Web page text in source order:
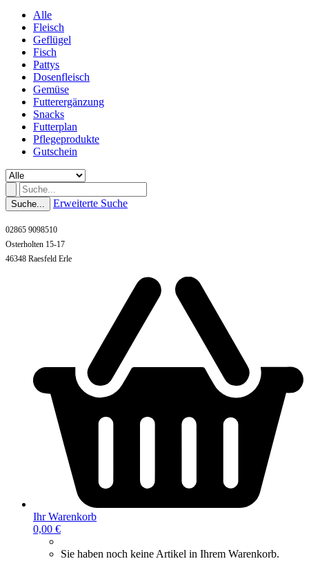
Alle
Fleisch
Geflügel
Fisch
Pattys
Dosenfleisch
Gemüse
Futterergänzung
Snacks
Futterplan
Pflegeprodukte
Gutschein
Suche... Erweiterte Suche
02865 9098510
Osterholten 15-17
46348 Raesfeld Erle
Ihr Warenkorb
0,00 €
Sie haben noch keine Artikel in Ihrem Warenkorb.